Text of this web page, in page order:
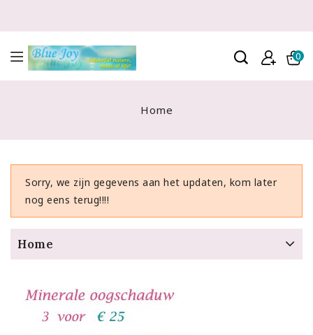
0
Home
Sorry, we zijn gegevens aan het updaten, kom later
nog eens terug!!!!
Home